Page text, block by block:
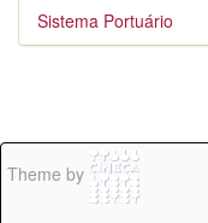
Sistema Portuário
Theme by